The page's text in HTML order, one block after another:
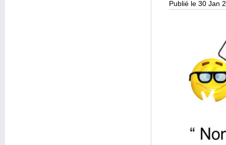
Publié le 30 Jan